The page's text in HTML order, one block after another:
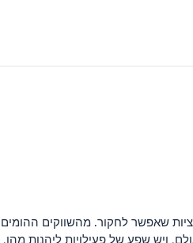
שאפשר לחקור. מהשווקים
ויש שפע של פעילויות ליהנות